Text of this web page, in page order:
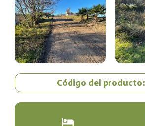
Código del producto: